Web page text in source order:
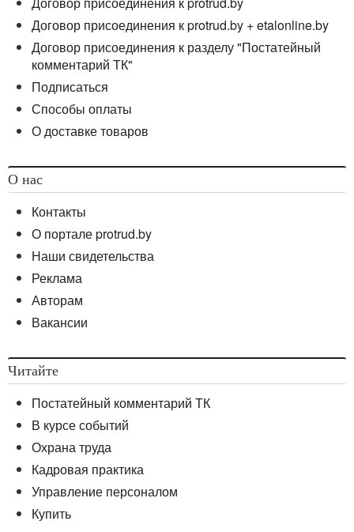
Договор присоединения к protrud.by + etalonline.by
Договор присоединения к разделу "Постатейный
комментарий ТК"
Подписаться
Способы оплаты
О доставке товаров
О нас
Контакты
О портале protrud.by
Наши свидетельства
Реклама
Авторам
Вакансии
Читайте
Постатейный комментарий ТК
В курсе событий
Охрана труда
Кадровая практика
Управление персоналом
Купить